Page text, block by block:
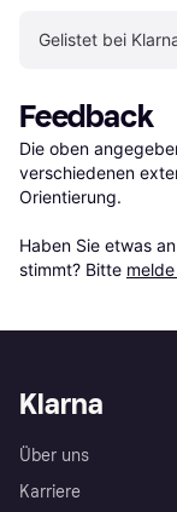
Gelistet bei
Feedback
Die oben
verschiedenen
Orientierung.
Haben Sie etwas
stimmt? Bitte
Klarna
Über uns
Karriere